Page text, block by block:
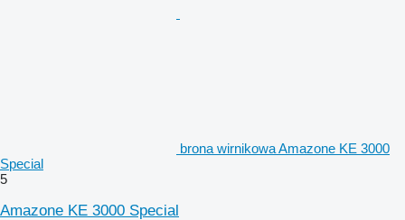
brona wirnikowa Amazone KE 3000
Special
5
Amazone KE 3000 Special